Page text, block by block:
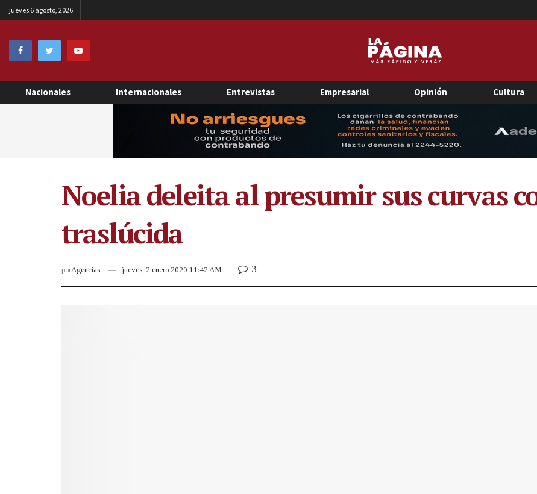
jueves 6 agosto, 2026
Nacionales Internacionales Entrevistas Empresarial Opinión Cultura
Noelia deleita al presumir sus curvas
traslúcida
porAgencias jueves, 2 enero 2020 11:42 AM 3